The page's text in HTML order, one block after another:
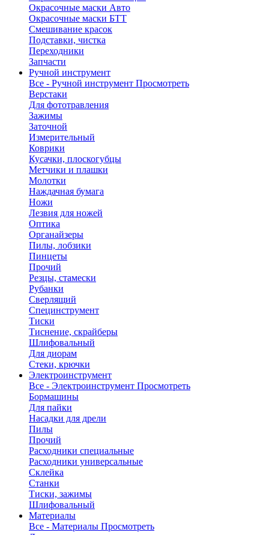
Окрасочные маски Авто
Окрасочные маски БТТ
Смешивание красок
Подставки, чистка
Переходники
Запчасти
Ручной инструмент
Все - Ручной инструмент Просмотреть
Верстаки
Для фототравления
Зажимы
Заточной
Измерительный
Коврики
Кусачки, плоскогубцы
Метчики и плашки
Молотки
Наждачная бумага
Ножи
Лезвия для ножей
Оптика
Органайзеры
Пилы, лобзики
Пинцеты
Прочий
Резцы, стамески
Рубанки
Сверлящий
Специнструмент
Тиски
Тиснение, скрайберы
Шлифовальный
Для диорам
Стеки, крючки
Электроинструмент
Все - Электроинструмент Просмотреть
Бормашины
Для пайки
Насадки для дрели
Пилы
Прочий
Расходники специальные
Расходники универсальные
Склейка
Станки
Тиски, зажимы
Шлифовальный
Материалы
Все - Материалы Просмотреть